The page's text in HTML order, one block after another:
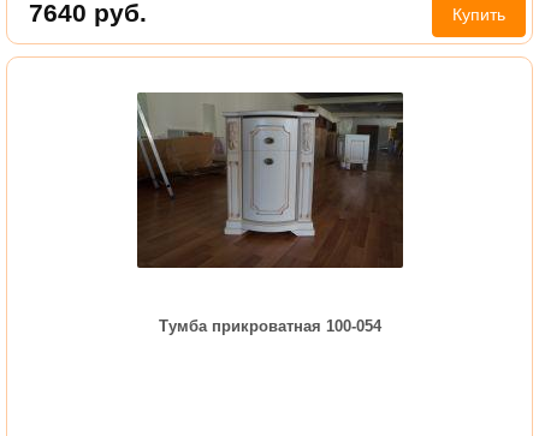
7640 руб. Купить
Тумба прикроватная 100-054